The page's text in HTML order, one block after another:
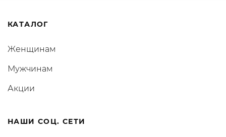
КАТАЛОГ
Женщинам
Мужчинам
Акции
НАШИ СОЦ. СЕТИ